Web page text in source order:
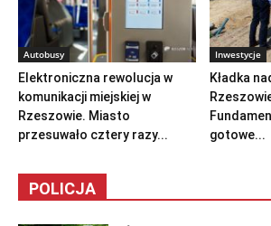
Autobusy
Elektroniczna rewolucja w
komunikacji miejskiej w
Rzeszowie. Miasto
przesuwało cztery razy...
Inwestycje
Kładka
gotowe...
POLICJA